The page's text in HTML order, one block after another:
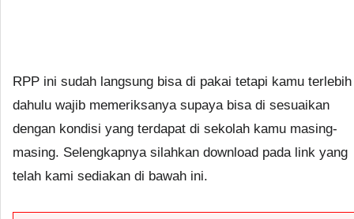
RPP ini sudah langsung bisa di pakai tetapi kamu terlebih
dahulu wajib memeriksanya supaya bisa di sesuaikan
dengan kondisi yang terdapat di sekolah kamu masing-
masing. Selengkapnya silahkan download pada link yang
telah kami sediakan di bawah ini.